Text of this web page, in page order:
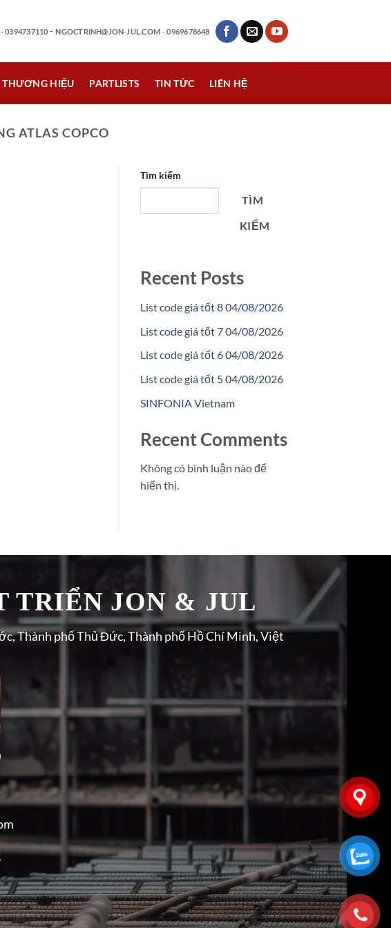
- 0394737110 -NGOCTRINH@JON-JUL.COM - 0969678648
THƯƠNG HIỆU PARTLISTS TIN TỨC LIÊN HỆ
ATLAS COPCO
Tìm kiếm
TÌM
KIẾM
Recent Posts
List code giá tốt 8 04/08/2026
List code giá tốt 7 04/08/2026
List code giá tốt 6 04/08/2026
List code giá tốt 5 04/08/2026
SINFONIA Vietnam
Recent Comments
Không có bình luận nào để
hiển thị.
TRIỂN JON & JUL
Thành phố Thủ Đức, Thành phố Hồ Chí Minh, Việt